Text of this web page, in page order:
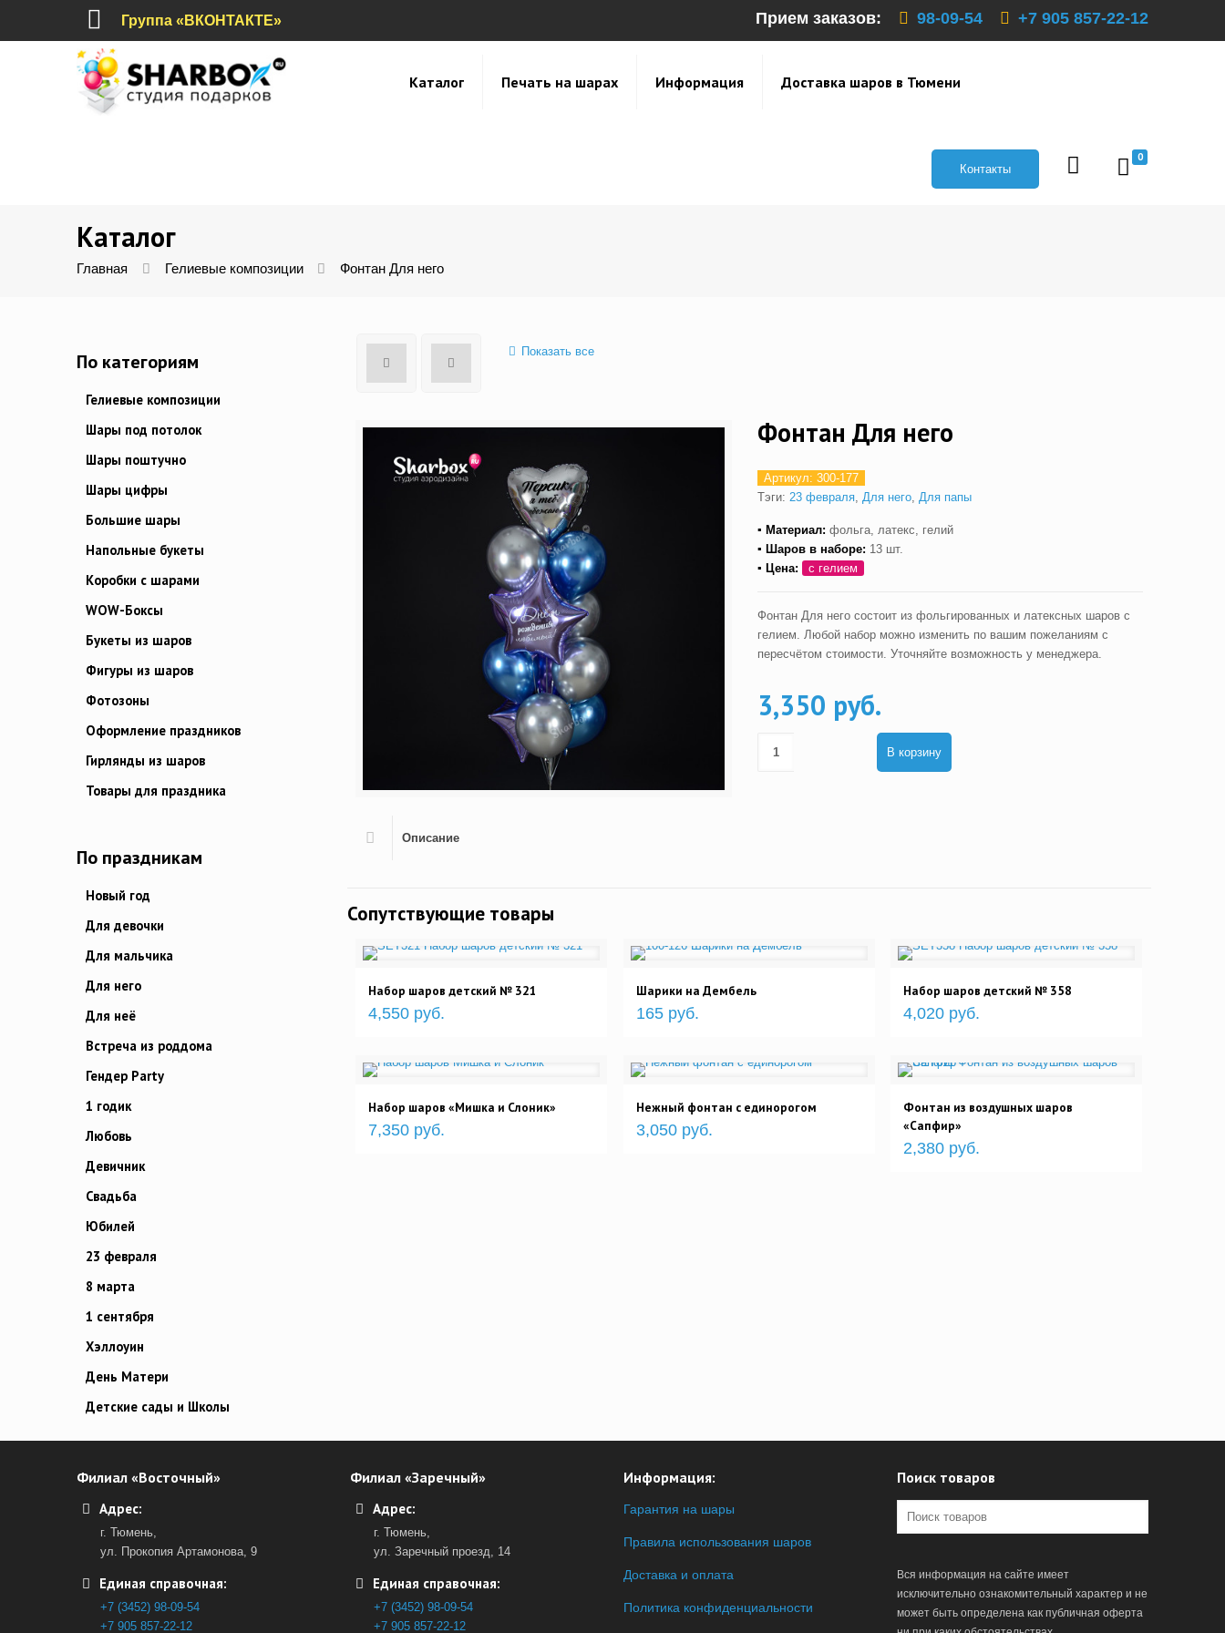
Прием заказов: 98-09-54 +7 905 857-22-12
Группа «ВКОНТАКТЕ»
Каталог Печать на шарах Информация Доставка шаров в Тюмени
0
Контакты
Каталог
Главная Гелиевые композиции Фонтан Для него
Показать все
Фонтан Для него
Артикул: 300-177
Тэги: 23 февраля, Для него, Для папы
▪ Материал: фольга, латекс, гелий
▪ Шаров в наборе: 13 шт.
▪ Цена:
с гелием
Фонтан Для него состоит из фольгированных и латексных шаров с
гелием. Любой набор можно изменить по вашим пожеланиям с
пересчётом стоимости. Уточняйте возможность у менеджера.
3,350 руб.
В корзину
Описание
Сопутствующие товары
Набор шаров детский № 321
4,550 руб.
Шарики на Дембель
165 руб.
Набор шаров детский № 358
4,020 руб.
Набор шаров «Мишка и Слоник»
7,350 руб.
Нежный фонтан с единорогом
3,050 руб.
Фонтан из воздушных шаров
«Сапфир»
2,380 руб.
По категориям
Гелиевые композиции
Шары под потолок
Шары поштучно
Шары цифры
Большие шары
Напольные букеты
Коробки с шарами
WOW-Боксы
Букеты из шаров
Фигуры из шаров
Фотозоны
Оформление праздников
Гирлянды из шаров
Товары для праздника
По праздникам
Новый год
Для девочки
Для мальчика
Для него
Для неё
Встреча из роддома
Гендер Party
1 годик
Любовь
Девичник
Свадьба
Юбилей
23 февраля
8 марта
1 сентября
Хэллоуин
День Матери
Детские сады и Школы
Филиал «Восточный»
Адрес:
г. Тюмень,
ул. Прокопия Артамонова, 9
Единая справочная:
+7 (3452) 98-09-54
+7 905 857-22-12
Филиал «Заречный»
Адрес:
г. Тюмень,
ул. Заречный проезд, 14
Единая справочная:
+7 (3452) 98-09-54
+7 905 857-22-12
Информация:
Гарантия на шары
Правила использования шаров
Доставка и оплата
Политика конфиденциальности
Поиск товаров
Вся информация на сайте имеет
исключительно ознакомительный характер и не
может быть определена как публичная оферта